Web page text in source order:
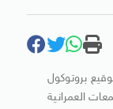
بروتوكول
العمرانية